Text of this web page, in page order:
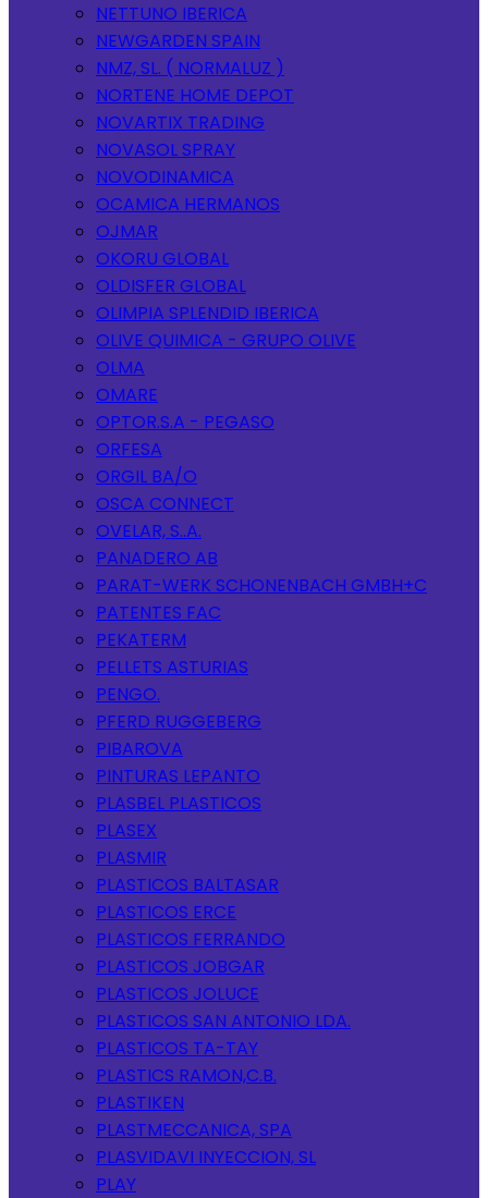
NETTUNO IBERICA
NEWGARDEN SPAIN
NMZ, SL. ( NORMALUZ )
NORTENE HOME DEPOT
NOVARTIX TRADING
NOVASOL SPRAY
NOVODINAMICA
OCAMICA HERMANOS
OJMAR
OKORU GLOBAL
OLDISFER GLOBAL
OLIMPIA SPLENDID IBERICA
OLIVE QUIMICA - GRUPO OLIVE
OLMA
OMARE
OPTOR.S.A - PEGASO
ORFESA
ORGIL BA/O
OSCA CONNECT
OVELAR, S..A.
PANADERO AB
PARAT-WERK SCHONENBACH GMBH+C
PATENTES FAC
PEKATERM
PELLETS ASTURIAS
PENGO.
PFERD RUGGEBERG
PIBAROVA
PINTURAS LEPANTO
PLASBEL PLASTICOS
PLASEX
PLASMIR
PLASTICOS BALTASAR
PLASTICOS ERCE
PLASTICOS FERRANDO
PLASTICOS JOBGAR
PLASTICOS JOLUCE
PLASTICOS SAN ANTONIO LDA.
PLASTICOS TA-TAY
PLASTICS RAMON,C.B.
PLASTIKEN
PLASTMECCANICA, SPA
PLASVIDAVI INYECCION, SL
PLAY